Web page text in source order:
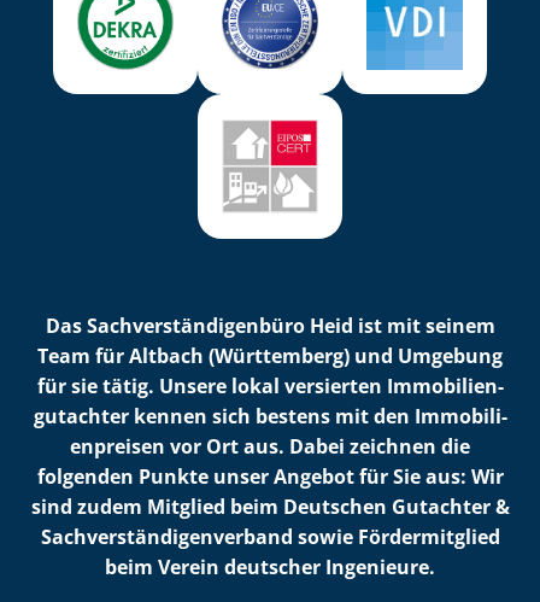
Das Sach­ver­stän­di­gen­bü­ro Heid ist mit seinem
Team für Altbach (Württemberg) und Umgebung
für sie tätig. Unsere lokal versierten Im­mo­bi­li­en­
gut­ach­ter kennen sich bestens mit den Im­mo­bi­li­
en­prei­sen vor Ort aus. Dabei zeichnen die
folgenden Punkte unser Angebot für Sie aus: Wir
sind zudem Mitglied beim Deutschen Gutachter &
Sach­ver­stän­di­gen­ver­band sowie Fördermitglied
beim Verein deutscher Ingenieure.